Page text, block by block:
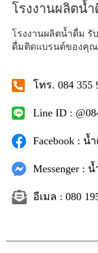
โรงงานผลิตน้ำ
โรงงานผลิตน้ำดื่ม
ดื่มติดแบรนด์ของคุณ
โทร. 084 355
Line ID :
Facebook : น้
Messenger :
อีเมล : 080